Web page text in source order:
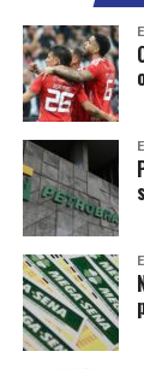
diligências e
pelo
encontrava
Bairro Pedra
Os
criminoso,
furto na
ouro, aneis e
Ao ser
vizinhos da